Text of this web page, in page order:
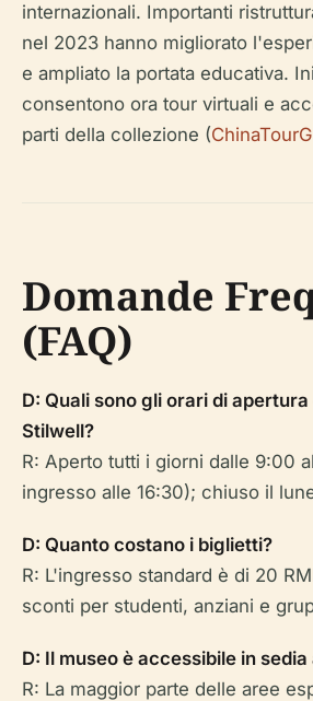
internazionali. Importanti
nel 2023 hanno migliorato
e ampliato la portata educativa.
consentono ora tour virtuali e
parti della collezione (
Domande
(FAQ)
D: Quali sono gli orari di
Stilwell?
R: Aperto tutti i giorni dalle 9:00
ingresso alle 16:30); chiuso il
D: Quanto costano i biglietti?
R: L'ingresso standard è di 20
sconti per studenti, anziani e
D: Il museo è accessibile in
R: La maggior parte delle aree